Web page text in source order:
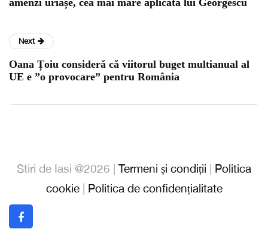
amenzi uriașe, cea mai mare aplicată lui Georgescu
Next
Oana Țoiu consideră că viitorul buget multianual al
UE e ”o provocare” pentru România
Stiri de Iasi @2026 | Termeni și condiții
Politica
cookie| Politica de confidențialitate